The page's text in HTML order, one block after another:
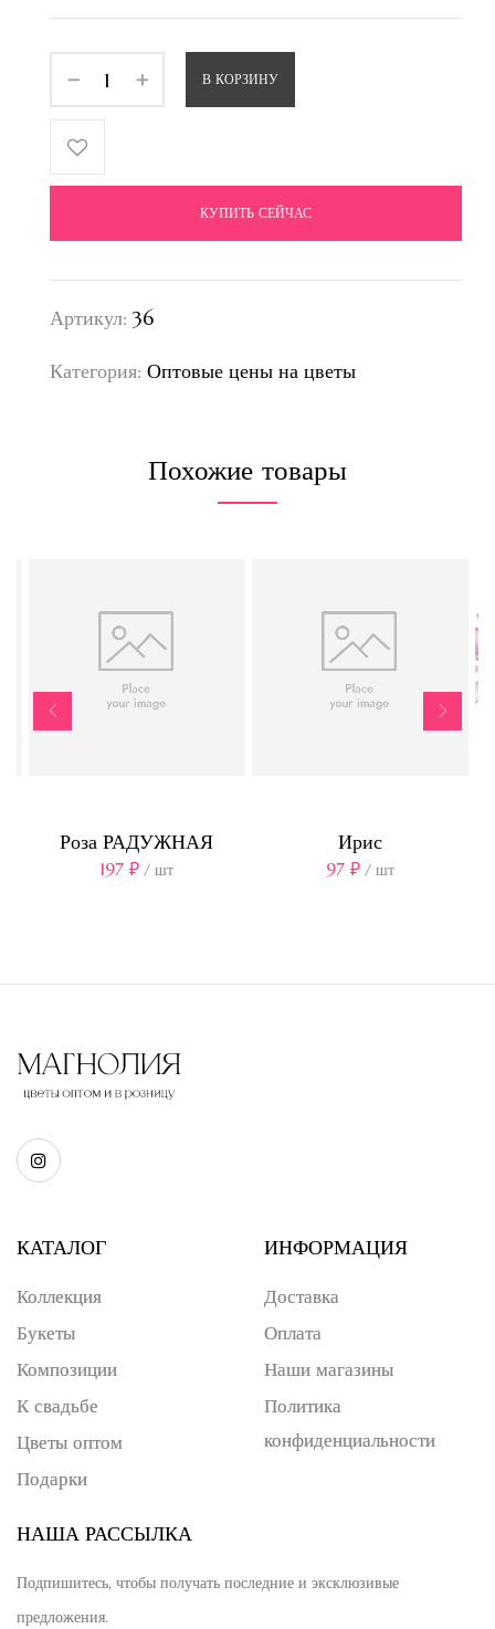
В КОРЗИНУ
КУПИТЬ СЕЙЧАС
Артикул: 36
Категория: Оптовые цены на цветы
Похожие товары
Роза РАДУЖНАЯ
197 ₽ / шт
Ирис
97 ₽ / шт
КАТАЛОГ
Коллекция
Букеты
Композиции
К свадьбе
Цветы оптом
Подарки
ИНФОРМАЦИЯ
Доставка
Оплата
Наши магазины
Политика
конфиденциальности
НАША РАССЫЛКА
Подпишитесь, чтобы получать последние и эксклюзивые
предложения.